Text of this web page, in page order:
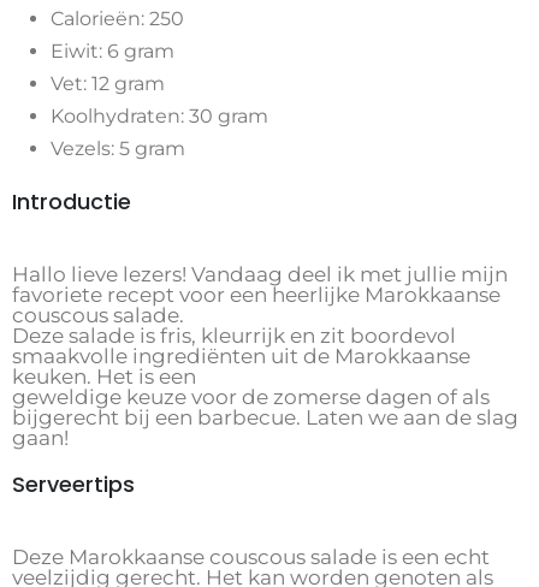
Calorieën: 250
Eiwit: 6 gram
Vet: 12 gram
Koolhydraten: 30 gram
Vezels: 5 gram
Introductie
Hallo lieve lezers! Vandaag deel ik met jullie mijn
favoriete recept voor een heerlijke Marokkaanse
couscous salade.
Deze salade is fris, kleurrijk en zit boordevol
smaakvolle ingrediënten uit de Marokkaanse
keuken. Het is een
geweldige keuze voor de zomerse dagen of als
bijgerecht bij een barbecue. Laten we aan de slag
gaan!
Serveertips
Deze Marokkaanse couscous salade is een echt
veelzijdig gerecht. Het kan worden genoten als